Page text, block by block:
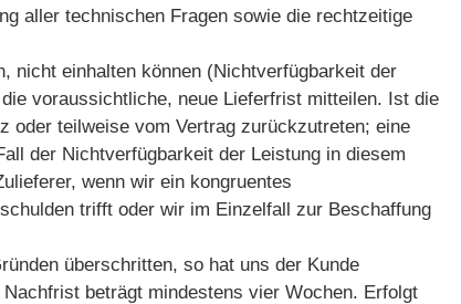
aller technischen Fragen sowie die rechtzeitige
nicht einhalten können (Nichtverfügbarkeit der
voraussichtliche, neue Lieferfrist mitteilen. Ist die
oder teilweise vom Vertrag zurückzutreten; eine
der Nichtverfügbarkeit der Leistung in diesem
wenn wir ein kongruentes
trifft oder wir im Einzelfall zur Beschaffung
überschritten, so hat uns der Kunde
beträgt mindestens vier Wochen. Erfolgt